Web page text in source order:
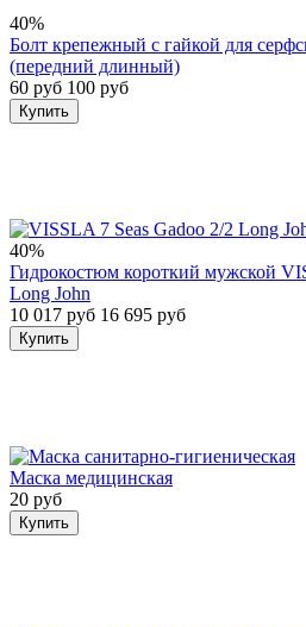
40%
Болт крепежный с гайкой для
(передний длинный)
60 руб 100 руб
Купить
40%
Гидрокостюм короткий мужской
Long John
10 017 руб 16 695 руб
Купить
Маска медицинская
20 руб
Купить